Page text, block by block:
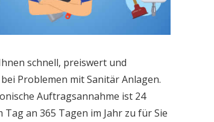
schnell, preiswert und
Problemen mit Sanitär Anlagen.
Auftragsannahme ist 24
Tag an 365 Tagen im Jahr zu für Sie